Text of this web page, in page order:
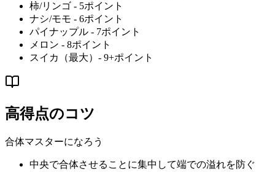
柿/リンゴ - 5ポイント
ナシ/モモ - 6ポイント
パイナップル - 7ポイント
メロン - 8ポイント
スイカ（最大）- 9+ポイント
高得点のコツ
合体マスターになろう
中央で合体させることに集中して端での溢れを防ぐ